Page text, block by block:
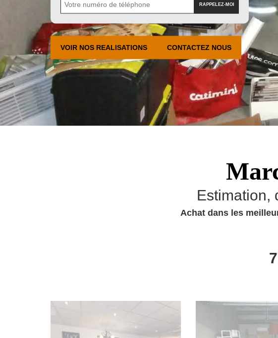
VOIR NOS REALISATIONS CONTACTEZ NOUS
Estimation,
Achat dans les